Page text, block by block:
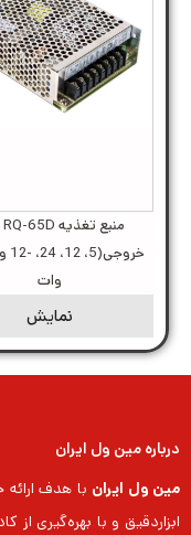
وات
نمایش
درباره مین ول ایران
مین ول ایران با هدف